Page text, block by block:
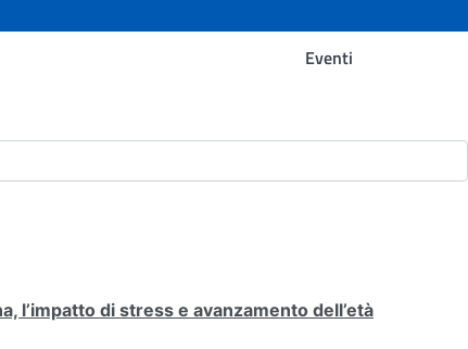
Eventi
l’impatto di stress e avanzamento dell’età